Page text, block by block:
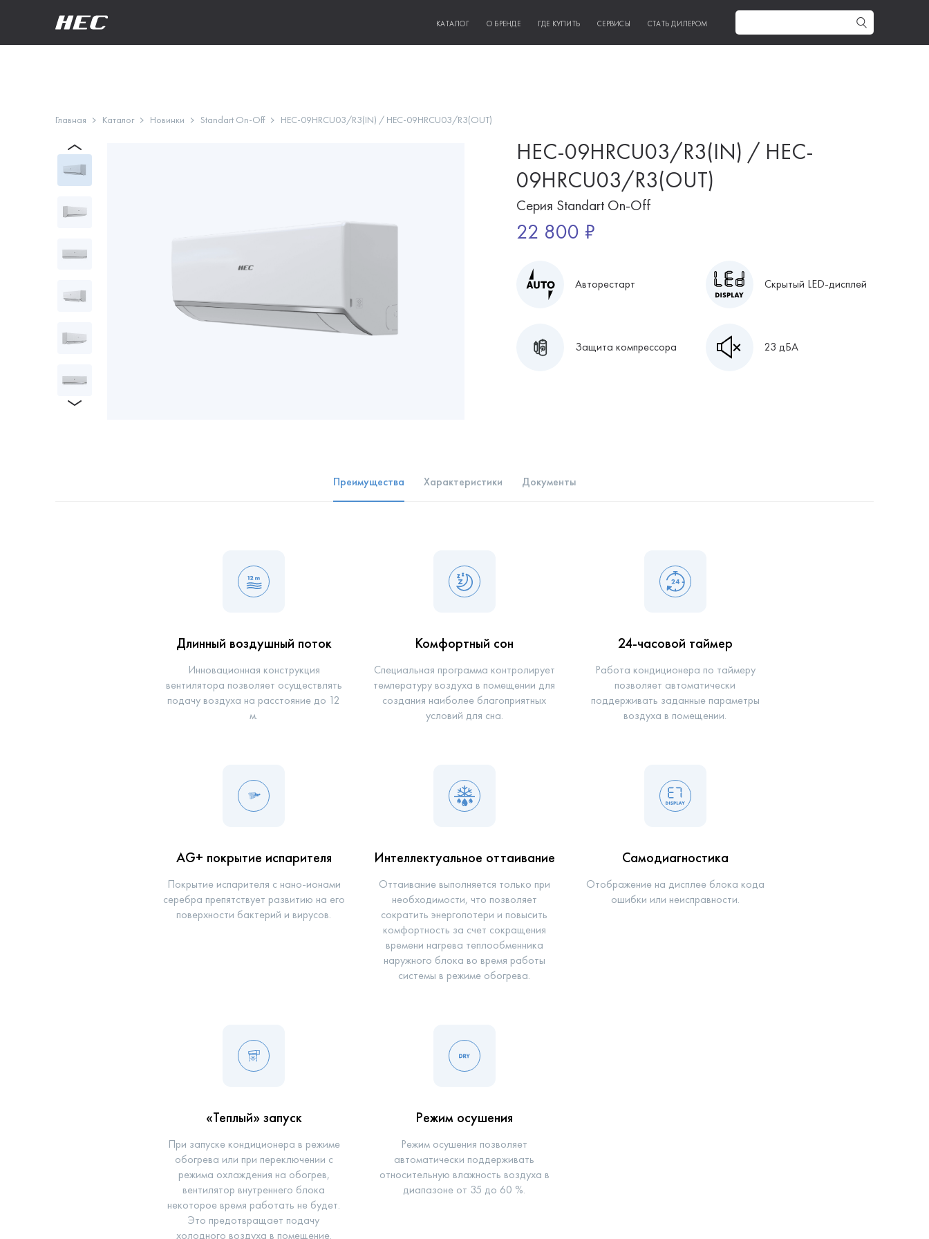
КАТАЛОГ О БРЕНДЕ ГДЕ КУПИТЬ СЕРВИСЫ СТАТЬ ДИЛЕРОМ
Главная Каталог Новинки Standart On-Off HEC-09HRCU03/R3(IN) / HEC-09HRCU03/R3(OUT)
HEC-09HRCU03/R3(IN) / HEC-
09HRCU03/R3(OUT)
Серия Standart On-Off
22 800 ₽
Авторестарт Скрытый LED-дисплей
Защита компрессора 23 дБА
Преимущества Характеристики Документы
Длинный воздушный поток
Инновационная конструкция
вентилятора позволяет осуществлять
подачу воздуха на расстояние до 12
м.
Комфортный сон
Специальная программа контролирует
температуру воздуха в помещении для
создания наиболее благоприятных
условий для сна.
24-часовой таймер
Работа кондиционера по таймеру
позволяет автоматически
поддерживать заданные параметры
воздуха в помещении.
AG+ покрытие испарителя
Покрытие испарителя с нано-ионами
серебра препятствует развитию на его
поверхности бактерий и вирусов.
Интеллектуальное оттаивание
Оттаивание выполняется только при
необходимости, что позволяет
сократить энергопотери и повысить
комфортность за счет сокращения
времени нагрева теплообменника
наружного блока во время работы
системы в режиме обогрева.
Самодиагностика
Отображение на дисплее блока кода
ошибки или неисправности.
«Теплый» запуск
При запуске кондиционера в режиме
обогрева или при переключении с
режима охлаждения на обогрев,
вентилятор внутреннего блока
некоторое время работать не будет.
Это предотвращает подачу
холодного воздуха в помещение.
Режим осушения
Режим осушения позволяет
автоматически поддерживать
относительную влажность воздуха в
диапазоне от 35 до 60 %.